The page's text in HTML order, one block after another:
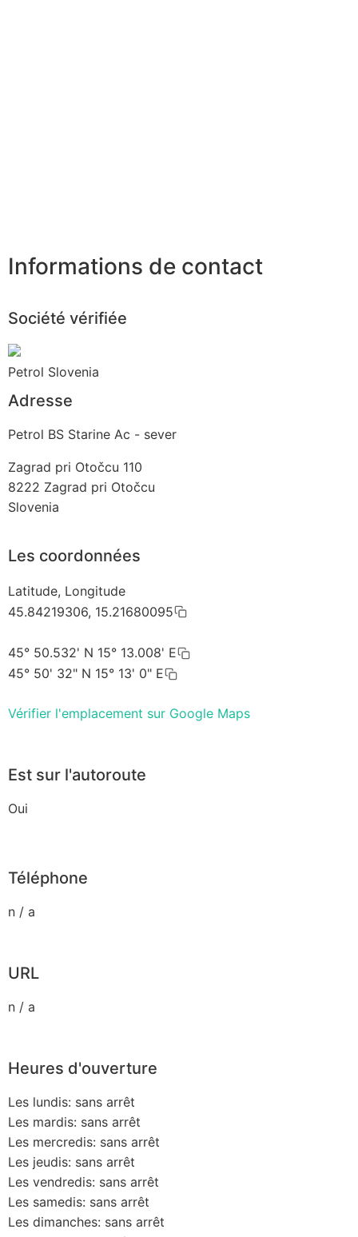
Informations de contact
Société vérifiée
Petrol Slovenia
Adresse
Petrol BS Starine Ac - sever
Zagrad pri Otočcu 110
8222 Zagrad pri Otočcu
Slovenia
Les coordonnées
Latitude, Longitude
45.84219306, 15.21680095
45° 50.532' N 15° 13.008' E
45° 50' 32" N 15° 13' 0" E
Vérifier l'emplacement sur Google Maps
Est sur l'autoroute
Oui
Téléphone
n / a
URL
n / a
Heures d'ouverture
Les lundis: sans arrêt
Les mardis: sans arrêt
Les mercredis: sans arrêt
Les jeudis: sans arrêt
Les vendredis: sans arrêt
Les samedis: sans arrêt
Les dimanches: sans arrêt